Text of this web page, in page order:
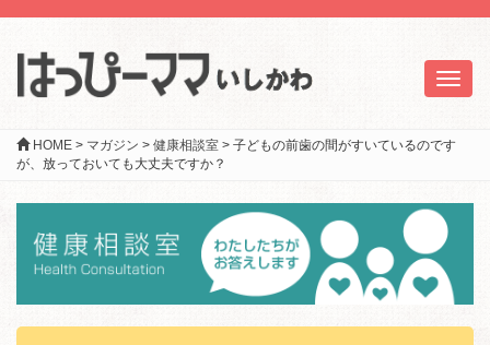
HOME > マガジン > 健康相談室 > 子どもの前歯の間がすいているのです
が、放っておいても大丈夫ですか？